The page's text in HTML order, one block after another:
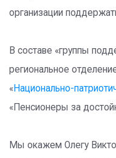
организации
В составе «группы
региональное
«Национально-
«Пенсионеры за
Мы окажем Олегу